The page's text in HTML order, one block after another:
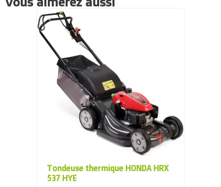
Tondeuse thermique HONDA HRX
537 HYE